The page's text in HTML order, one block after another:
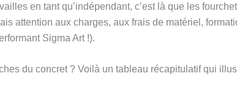
en tant qu’indépendant, c’est là que les
attention aux charges, aux frais de matériel,
Sigma Art !).
du concret ? Voilà un tableau récapitulatif qui